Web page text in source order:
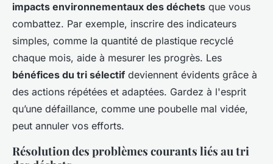
impacts environnementaux des déchets que vous
combattez. Par exemple, inscrire des indicateurs
simples, comme la quantité de plastique recyclé
chaque mois, aide à mesurer les progrès. Les
bénéfices du tri sélectif deviennent évidents grâce à
des actions répétées et adaptées. Gardez à l'esprit
qu’une défaillance, comme une poubelle mal vidée,
peut annuler vos efforts.
Résolution des problèmes courants liés au tri